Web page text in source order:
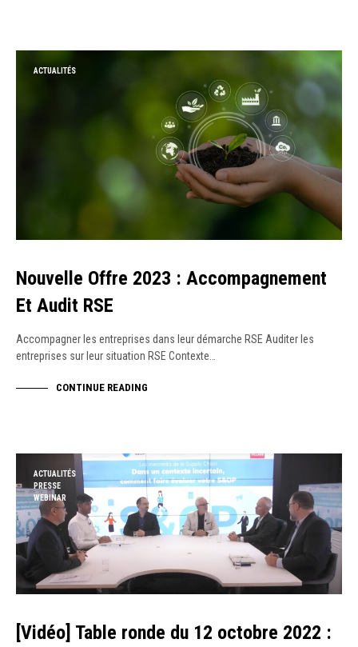
ACTUALITÉS
Nouvelle Offre 2023 : Accompagnement
Et Audit RSE
Accompagner les entreprises dans leur démarche RSE Auditer les
entreprises sur leur situation RSE Contexte…
CONTINUE READING
ACTUALITÉS
PRESSE
WEBINAR
[Vidéo] Table ronde du 12 octobre 2022 :